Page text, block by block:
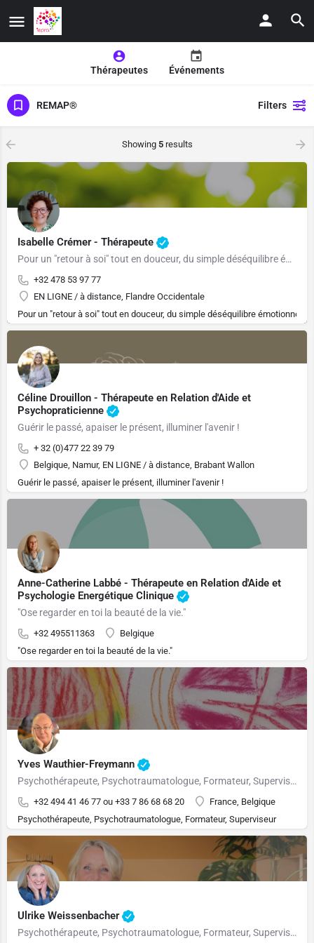
Thérapeutes Événements
REMAP® Filters
Showing 5results
Isabelle Crémer - Thérapeute
Pour un "retour à soi" tout en douceur, du simple déséquilibre émotionnel aux poli-traumas !
+32 478 53 97 77
EN LIGNE / à distance, Flandre Occidentale
Pour un "retour à soi" tout en douceur, du simple déséquilibre émotionnel
Céline Drouillon - Thérapeute en Relation d'Aide et
Psychopraticienne
Guérir le passé, apaiser le présent, illuminer l'avenir !
+ 32 (0)477 22 39 79
Belgique, Namur, EN LIGNE / à distance, Brabant Wallon
Guérir le passé, apaiser le présent, illuminer l'avenir !
Anne-Catherine Labbé - Thérapeute en Relation d'Aide et
Psychologie Energétique Clinique
"Ose regarder en toi la beauté de la vie."
+32 495511363
Belgique
"Ose regarder en toi la beauté de la vie."
Yves Wauthier-Freymann
Psychothérapeute, Psychotraumatologue, Formateur, Superviseur
+32 494 41 46 77 ou +33 7 86 68 68 20
France, Belgique
Psychothérapeute, Psychotraumatologue, Formateur, Superviseur
Ulrike Weissenbacher
Psychothérapeute, Psychotraumatologue, Formateur, Superviseur